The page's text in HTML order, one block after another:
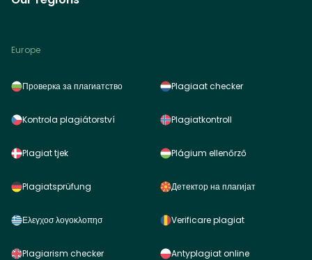
Europe
Проверка за плагиатство
Kontrola plagiátorství
Plagiat tjek
Plagiatsprüfung
Ελεγχοσ λογοκλοπησ
Plagiarism checker
Plagiaat checker
Plagiatkontroll
Plágium ellenőrző
Детектор на плагијат
Verificare plagiat
Antyplagiat online